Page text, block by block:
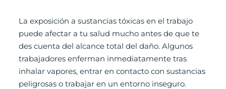
La exposición a sustancias tóxicas en el trabajo
puede afectar a tu salud mucho antes de que te
des cuenta del alcance total del daño. Algunos
trabajadores enferman inmediatamente tras
inhalar vapores, entrar en contacto con sustancias
peligrosas o trabajar en un entorno inseguro.